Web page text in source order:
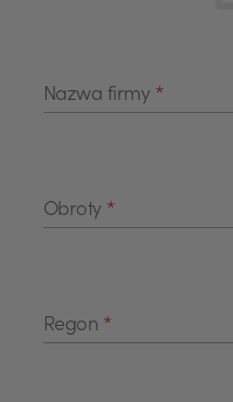
Nazwa firmy *
Obroty *
Regon *